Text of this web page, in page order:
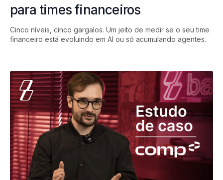
para times financeiros
Cinco níveis, cinco gargalos. Um jeito de medir se o seu time
financeiro está evoluindo em AI ou só acumulando agentes.